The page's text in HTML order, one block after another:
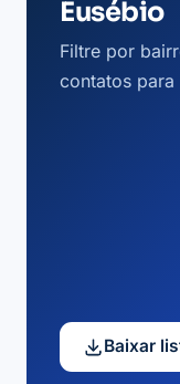
Eusébio
Filtre por
contatos
Baixar